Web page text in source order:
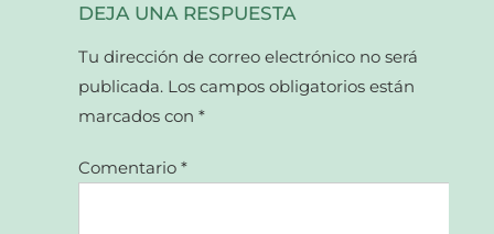
DEJA UNA RESPUESTA
Tu dirección de correo electrónico no será
publicada. Los campos obligatorios están
marcados con*
Comentario*